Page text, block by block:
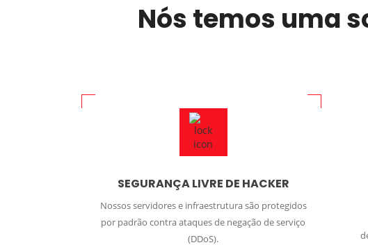
Nós temos uma
SEGURANÇA LIVRE DE HACKER
Nossos servidores e infraestrutura são protegidos
por padrão contra ataques de negação de serviço
(DDoS).